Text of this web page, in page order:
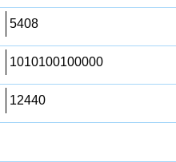
5408
1010100100000
12440